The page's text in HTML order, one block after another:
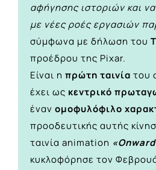
αφήγησης ιστοριών και
με νέες ροές εργασιών
σύμφωνα με δήλωση του
προέδρου της Pixar.
Είναι η πρώτη ταινία του
έχει ως κεντρικό
έναν ομοφυλόφιλο
προοδευτικής αυτής
ταινία animation
κυκλοφόρησε τον